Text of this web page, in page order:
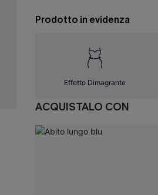
Prodotto in evidenza
Effetto Dimagrante
ACQUISTALO CON